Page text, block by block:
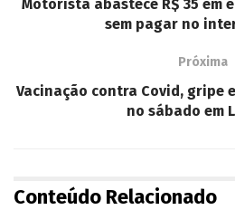
Motorista abastece R$ 35 em
sem pagar no
Próxima
Vacinação contra Covid, gripe
no sábado em
Conteúdo Relacionado